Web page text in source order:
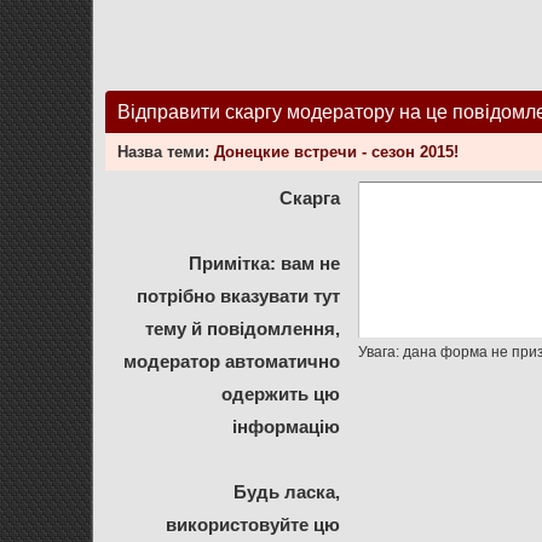
Відправити скаргу модератору на це
Назва теми:Донецкие встречи - сезон 2015!
Скарга
Примітка: вам не
потрібно вказувати тут
тему й повідомлення,
модератор автоматично
одержить цю
інформацію
Будь ласка,
використовуйте цю